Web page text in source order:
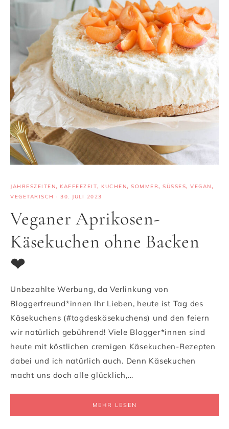
JAHRESZEITEN, KAFFEEZEIT, KUCHEN, SOMMER, SÜSSES , VEGAN,
VEGETARISCH · 30. JULI 2023
Veganer Aprikosen-
Käsekuchen ohne Backen
❤
Unbezahlte Werbung, da Verlinkung von
Bloggerfreund*innen Ihr Lieben, heute ist Tag des
Käsekuchens (#tagdeskäsekuchens) und den feiern
wir natürlich gebührend! Viele Blogger*innen sind
heute mit köstlichen cremigen Käsekuchen-Rezepten
dabei und ich natürlich auch. Denn Käsekuchen
macht uns doch alle glücklich,…
MEHR LESEN